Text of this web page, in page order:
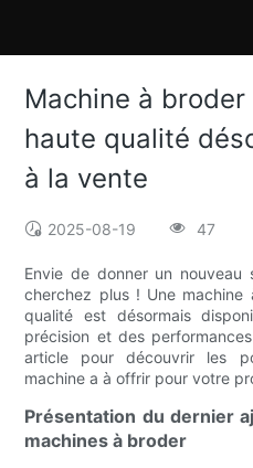
Machine à
haute qualité
à la vente
2025-08-19 47
Envie de donner un
cherchez plus ! Une
qualité est désormais
précision et des
article pour découvrir les
machine a à offrir pour votre
Présentation du dernier
machines à broder